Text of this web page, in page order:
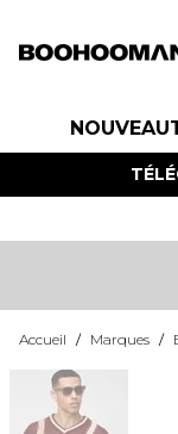
Accueil / Marques /